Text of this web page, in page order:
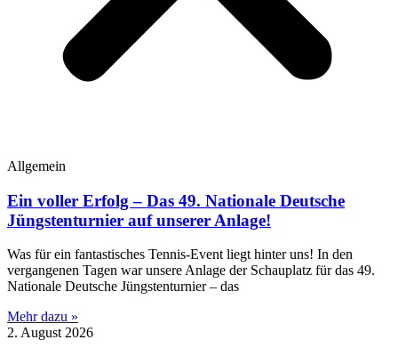
Allgemein
Ein voller Erfolg – Das 49. Nationale Deutsche
Jüngstenturnier auf unserer Anlage!
​Was für ein fantastisches Tennis-Event liegt hinter uns! In den
vergangenen Tagen war unsere Anlage der Schauplatz für das 49.
Nationale Deutsche Jüngstenturnier – das
Mehr dazu »
2. August 2026